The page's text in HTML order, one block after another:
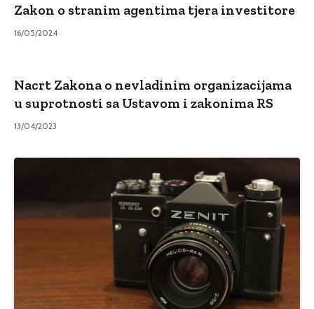
Zakon o stranim agentima tjera investitore
16/05/2024
Nacrt Zakona o nevladinim organizacijama
u suprotnosti sa Ustavom i zakonima RS
13/04/2023